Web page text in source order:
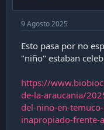
Y termina diciendo
que los mismos
usuales,
una buena
cosas q están
Pd: igual gracias por
9 Agosto 2025
Esto pasa por no
"niño" estaban
https://
de-la-araucania/
del-nino-en-
inapropiado-frente-